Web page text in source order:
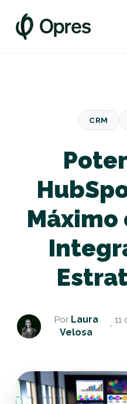
CRM
Máximo
Por Laura
Velosa
11